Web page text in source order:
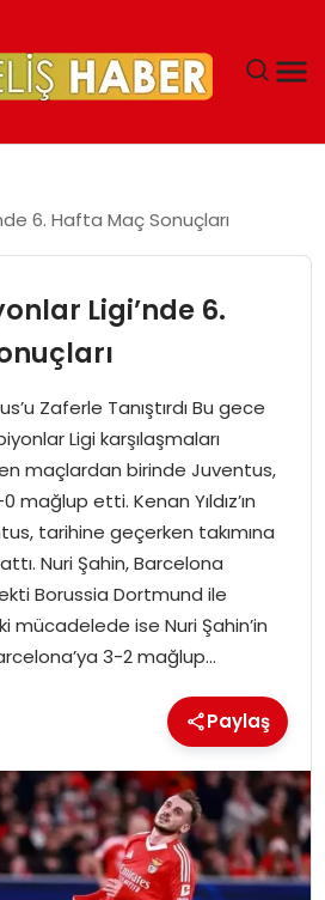
6. Hafta Maç Sonuçları
Ligi’nde 6.
Zaferle Tanıştırdı Bu gece
Ligi karşılaşmaları
maçlardan birinde Juventus,
mağlup etti. Kenan Yıldız’ın
tarihine geçerken takımına
Nuri Şahin, Barcelona
Borussia Dortmund ile
mücadelede ise Nuri Şahin’in
3-2 mağlup…
Paylaş